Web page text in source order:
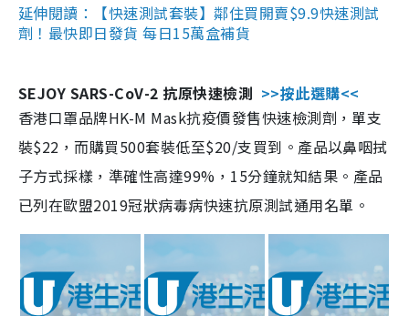
延伸閱讀：【快速測試套裝】鄰住買開賣$9.9快速測試
劑！最快即日發貨 每日15萬盒補貨
SEJOY SARS-CoV-2 抗原快速檢測 >>按此選購<<
香港口罩品牌HK-M Mask抗疫價發售快速檢測劑，單支
裝$22，而購買500套裝低至$20/支買到。產品以鼻咽拭
子方式採樣，準確性高達99%，15分鐘就知結果。產品
已列在歐盟2019冠狀病毒病快速抗原測試通用名單。